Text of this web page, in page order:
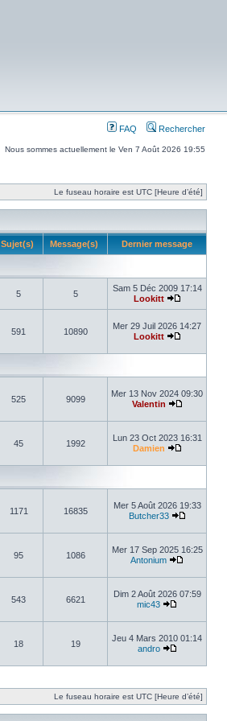
FAQ Rechercher
Nous sommes actuellement le Ven 7 Août 2026 19:55
Le fuseau horaire est UTC [Heure d’été]
Sujet(s) Message(s) Dernier message
5 5
Sam 5 Déc 2009 17:14
Lookitt
591 10890
Mer 29 Juil 2026 14:27
Lookitt
525 9099
Mer 13 Nov 2024 09:30
Valentin
45 1992
Lun 23 Oct 2023 16:31
Damien
1171 16835
Mer 5 Août 2026 19:33
Butcher33
95 1086
Mer 17 Sep 2025 16:25
Antonium
543 6621
Dim 2 Août 2026 07:59
mic43
18 19
Jeu 4 Mars 2010 01:14
andro
Le fuseau horaire est UTC [Heure d’été]